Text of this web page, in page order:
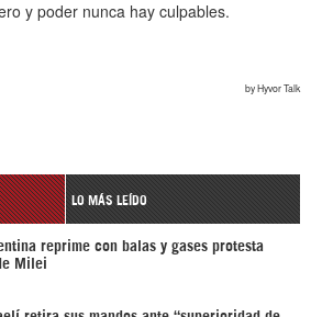
LO MÁS LEÍDO
reprime con balas y gases protesta
Milei
retira sus mandos ante “superioridad de